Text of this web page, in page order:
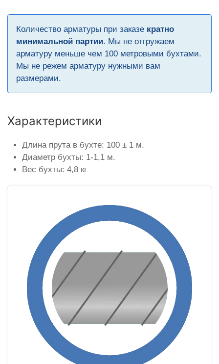
Количество арматуры при заказе кратно
минимальной партии. Мы не отгружаем
арматуру меньше чем 100 метровыми бухтами.
Мы не режем арматуру нужными вам
размерами.
Характеристики
Длина прута в бухте: 100 ± 1 м.
Диаметр бухты: 1-1,1 м.
Вес бухты: 4,8 кг